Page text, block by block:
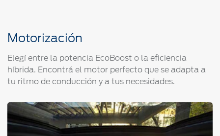
Motorización
Elegí entre la potencia EcoBoost o la eficiencia
híbrida. Encontrá el motor perfecto que se adapta a
tu ritmo de conducción y a tus necesidades.